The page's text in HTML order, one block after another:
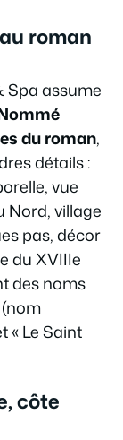
roman
Spa assume
du roman,
détails :
vue
Nord, village
pas, décor
du XVIIIe
des noms
« Le Saint
côte